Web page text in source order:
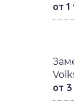
от 1
от